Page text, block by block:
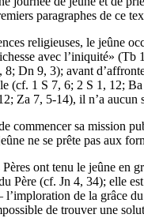
paragraphes de ce
religieuses, le jeûne
avec l’iniquité»
Dn 9, 3); avant
(cf. 1 S 7, 6; 2 S 1, 12;
Za 7, 5-14), il n’a aucun
commencer sa mission
ne se prête pas aux
ont tenu le jeûne en
Père (cf. Jn 4, 34); elle
l’imploration de la grâce
de trouver une